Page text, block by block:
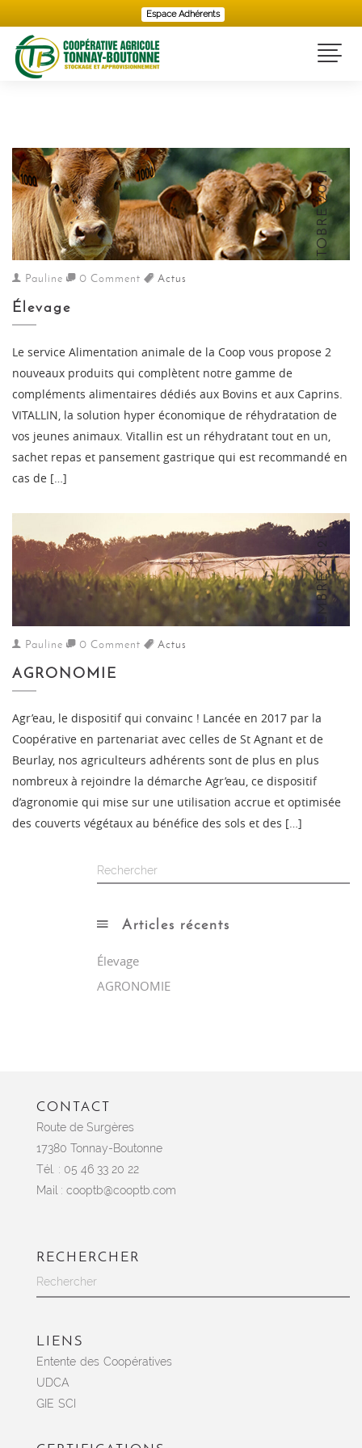
Espace Adhérents
12 OCTOBRE 2021
Pauline 0 Comment Actus
Élevage
Le service Alimentation animale de la Coop vous propose 2
nouveaux produits qui complètent notre gamme de
compléments alimentaires dédiés aux Bovins et aux Caprins.
VITALLIN, la solution hyper économique de réhydratation de
vos jeunes animaux. Vitallin est un réhydratant tout en un,
sachet repas et pansement gastrique qui est recommandé en
cas de […]
15 SEPTEMBRE 2021
Pauline 0 Comment Actus
AGRONOMIE
Agr’eau, le dispositif qui convainc ! Lancée en 2017 par la
Coopérative en partenariat avec celles de St Agnant et de
Beurlay, nos agriculteurs adhérents sont de plus en plus
nombreux à rejoindre la démarche Agr’eau, ce dispositif
d’agronomie qui mise sur une utilisation accrue et optimisée
des couverts végétaux au bénéfice des sols et des […]
Articles récents
Élevage
AGRONOMIE
CONTACT
Route de Surgères
17380 Tonnay-Boutonne
Tél. : 05 46 33 20 22
Mail : cooptb@cooptb.com
RECHERCHER
LIENS
Entente des Coopératives
UDCA
GIE SCI